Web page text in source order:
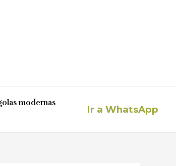
modernas
Ir a WhatsApp